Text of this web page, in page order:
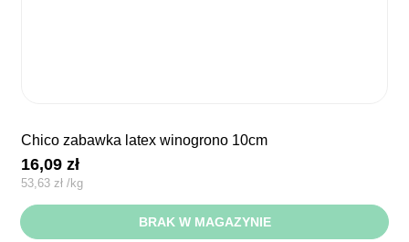
chico zabawka latex winogrono 10cm
16,09zł
53,63 zł /kg
BRAK W MAGAZYNIE